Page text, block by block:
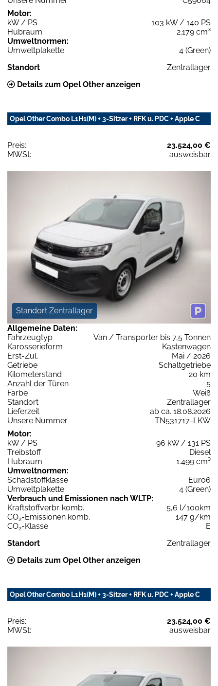
Motor:
kW / PS
103 kW / 140 PS
Hubraum
2.179 cm³
Umweltnormen:
Umweltplakette
4 (Green)
Standort
Zentrallager
Details zum Opel Other anzeigen
Opel Other Combo L1H1(M) + 3-Sitzer + RFK u. PDC + Apple C
Preis:
23.524,00 €
MWSt:
ausweisbar
Standort Zentrallager
Allgemeine Daten:
Fahrzeugtyp
Van / Transporter bis 7,5 Tonnen
Karosserieform
Kastenwagen
Erst-Zul.
Mai / 2026
Getriebe
Schaltgetriebe
Kilometerstand
20 km
Anzahl der Türen
5
Farbe
Weiß
Standort
Zentrallager
Lieferzeit
ab ca. 18.08.2026
Unsere Nummer
TN531717-LKW
Motor:
kW / PS
96 kW / 131 PS
Treibstoff
Diesel
Hubraum
1.499 cm³
Umweltnormen:
Schadstoffklasse
Euro6
Umweltplakette
4 (Green)
Verbrauch und Emissionen nach WLTP:
Kraftstoffverbr. komb.
5,6 l/100km
CO2-Emissionen komb.
147 g/km
CO2-Klasse
E
Standort
Zentrallager
Details zum Opel Other anzeigen
Opel Other Combo L1H1(M) + 3-Sitzer + RFK u. PDC + Apple C
Preis:
23.524,00 €
MWSt:
ausweisbar